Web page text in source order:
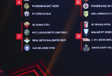
Americký fotbal
Baseball a softbal
NEPŘEHLÉDNĚTE
Soutěže